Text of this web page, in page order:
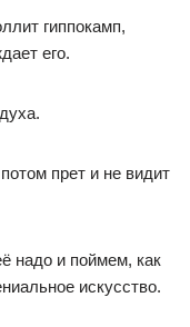
гиппокамп,
его.
прет и не видит
надо и поймем, как
искусство.